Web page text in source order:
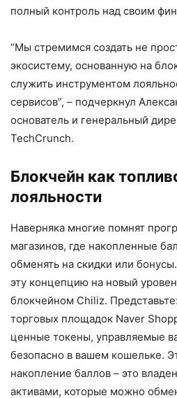
полный контроль над своим
“Мы стремимся создать не
экосистему, основанную на
служить инструментом
сервисов”, – подчеркнул
основатель и генеральный
TechCrunch.
Блокчейн как
лояльности
Наверняка многие помнят
магазинов, где накопленные
обменять на скидки или
эту концепцию на новый
блокчейном Chiliz.
торговых площадок Naver
ценные токены, управляемые
безопасно в вашем кошельке.
накопление баллов – это
активами, которые можно